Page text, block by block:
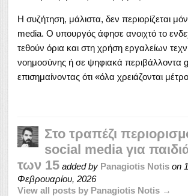
Η συζήτηση, μάλιστα, δεν περιορίζεται
media. Ο υπουργός άφησε ανοιχτό το
τεθούν όρια και στη χρήση εργαλείων
νοημοσύνης ή σε ψηφιακά περιβάλλοντα
επισημαίνοντας ότι «όλα χρειάζονται
Στο τραπέζι
social media για
των 15 added by Panagiotis Notis on
Φεβρουαρίου, 2026
View all posts by Panagiotis Notis →